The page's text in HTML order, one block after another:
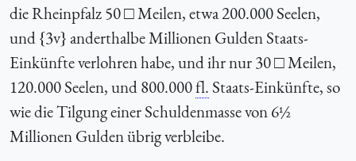
die Rheinpfalz 50 □ Meilen, etwa 200.000 Seelen,
und {3v} anderthalbe Millionen Gulden Staats-
Einkünfte verlohren habe, und ihr nur 30 □ Meilen,
120.000 Seelen, und 800.000fl.Staats-Einkünfte, so
wie die Tilgung einer Schuldenmasse von 6½
Millionen Gulden übrig verbleibe.